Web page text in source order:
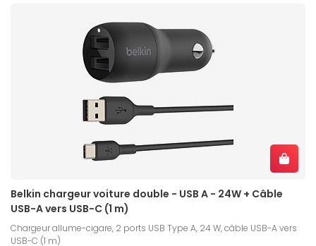
Belkin chargeur voiture double - USB A - 24W + Câble
USB-A vers USB-C (1 m)
Chargeur allume-cigare, 2 ports USB Type A, 24 W, câble USB-A vers
USB-C (1 m)